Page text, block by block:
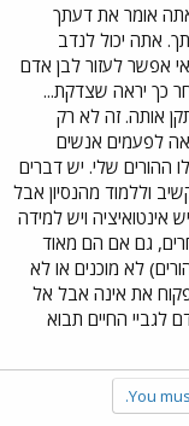
אומר את דעתך
אתה יכול לנדב
אפשר לעזור לבן אדם
כך יראה שצדקת...
אותה. זה לא רק
לפעמים אנשים
ההורים שלי. יש דברים
וללמוד מהנסיון אבל
אינטואיציה ויש למידה
גם אם הם מאוד
לא מוכנים או לא
את אינה אבל אל
לגביי החיים תבוא
You